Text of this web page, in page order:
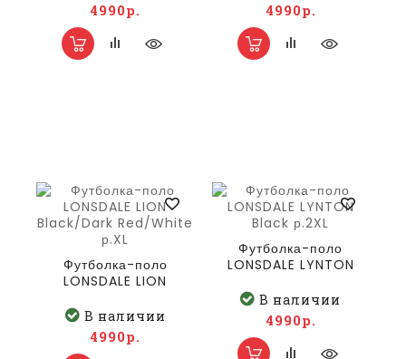
4990р. 4990р.
Футболка-поло
LONSDALE LION
Red/White р.XL
В наличии
4990р.
Футболка-поло
LONSDALE LYNTON
В наличии
4990р.